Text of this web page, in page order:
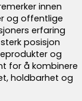
innen
og offentlige
erfaring
posisjon
og
for å kombinere
holdbarhet og